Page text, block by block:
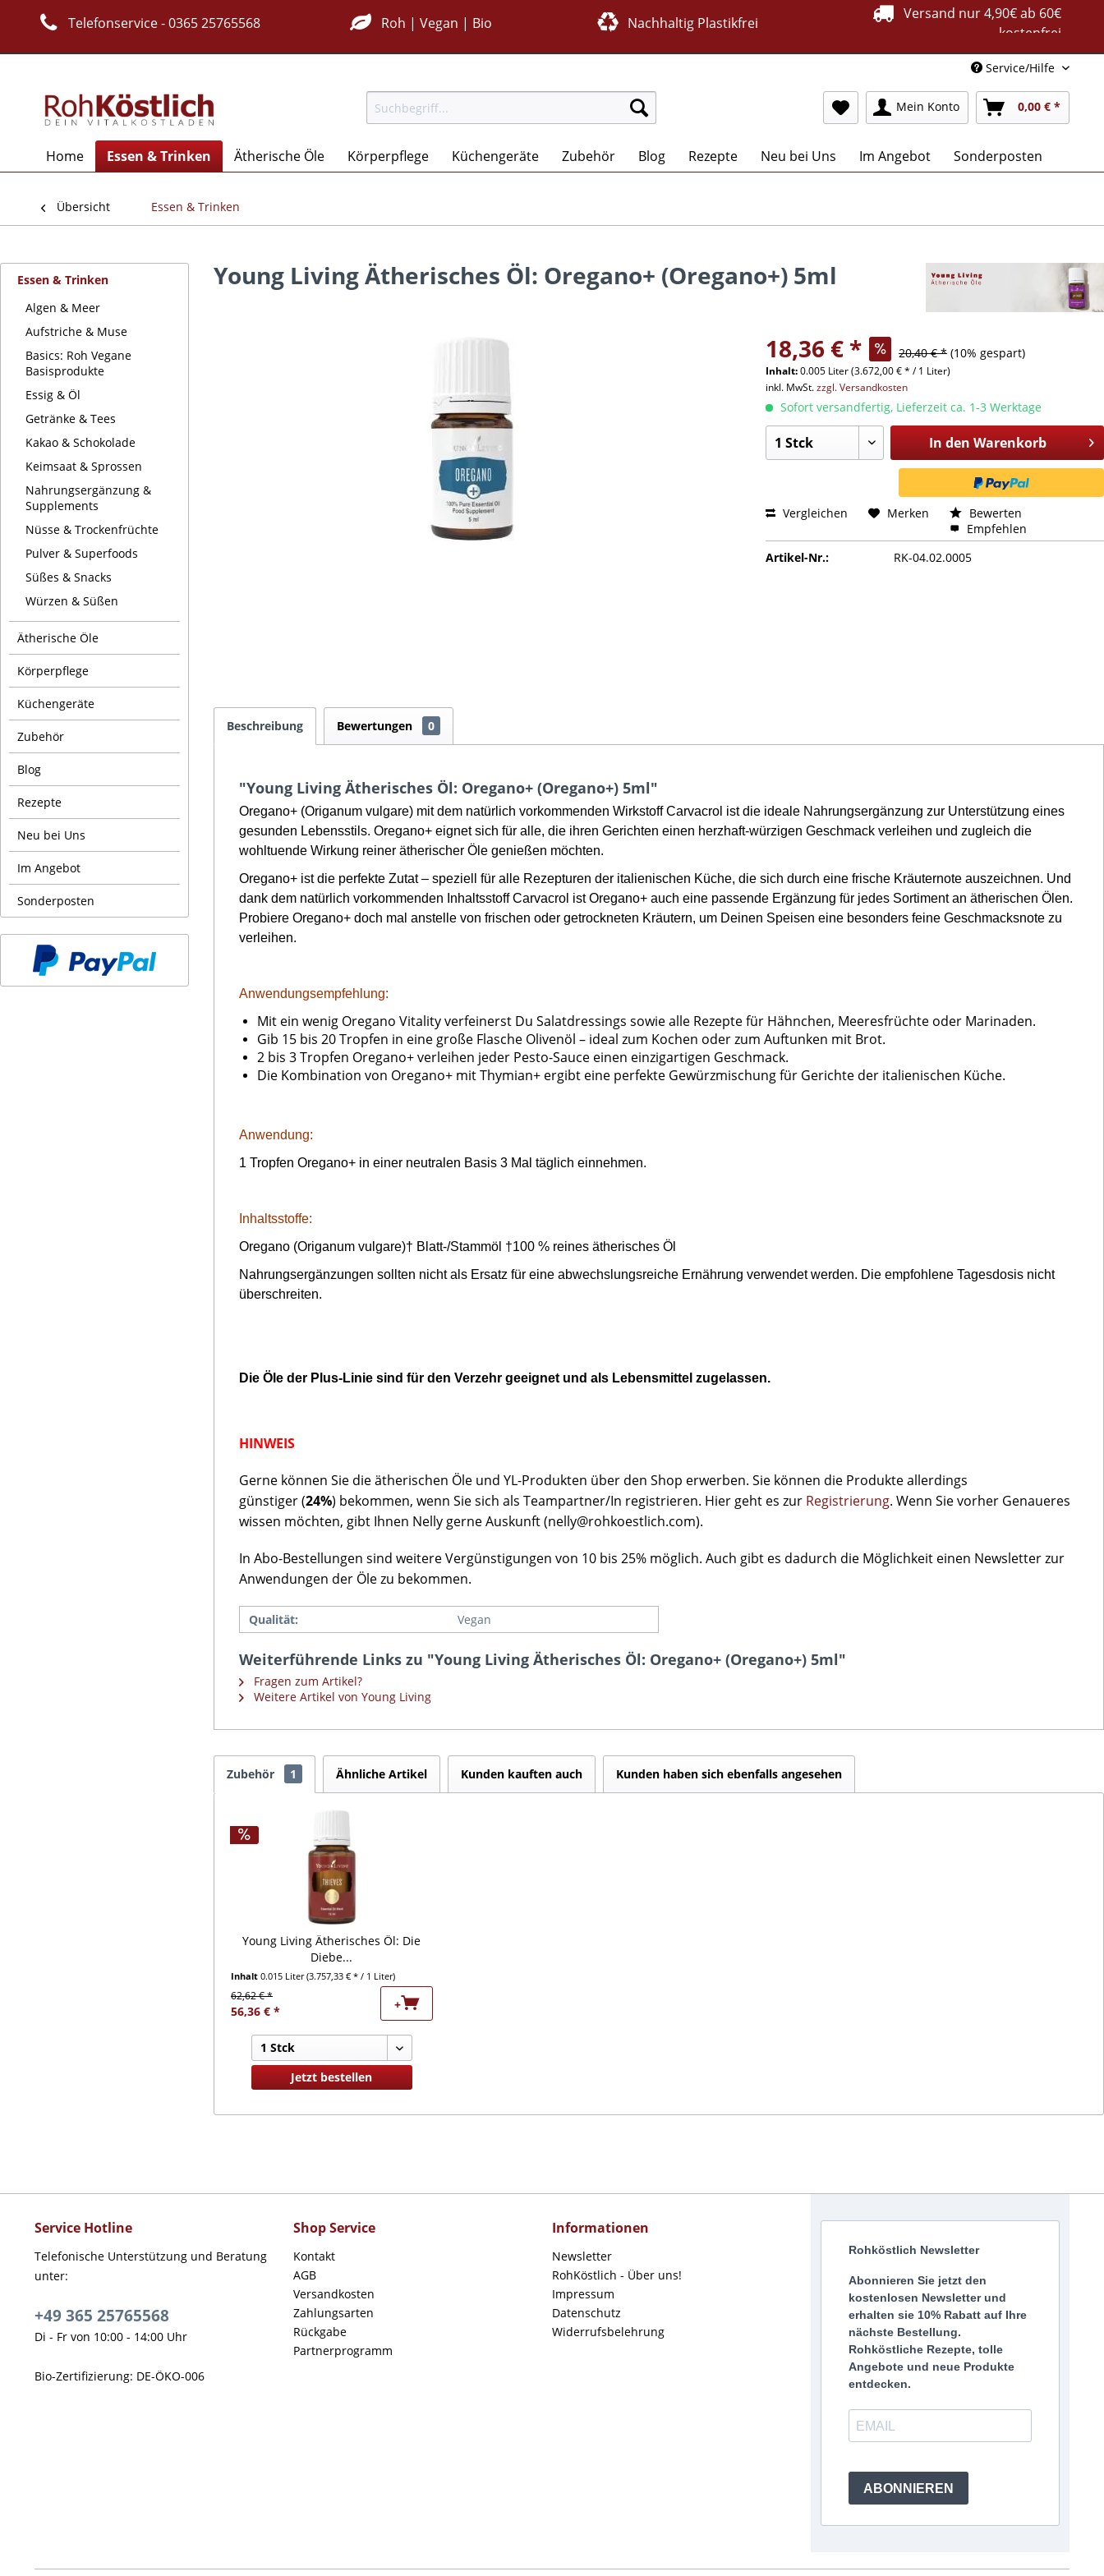
Telefonservice - 0365 25765568 Roh | Vegan | Bio Nachhaltig Plastikfrei
Versand nur 4,90€ ab 60€
kostenfrei
Service/Hilfe
Mein Konto 0,00 € *
Home Essen & Trinken Ätherische Öle Körperpflege Küchengeräte Zubehör Blog Rezepte Neu bei Uns Im Angebot Sonderposten
Übersicht Essen & Trinken
Essen & Trinken
Algen & Meer
Aufstriche & Muse
Basics: Roh Vegane
Basisprodukte
Essig & Öl
Getränke & Tees
Kakao & Schokolade
Keimsaat & Sprossen
Nahrungsergänzung &
Supplements
Nüsse & Trockenfrüchte
Pulver & Superfoods
Süßes & Snacks
Würzen & Süßen
Ätherische Öle
Körperpflege
Küchengeräte
Zubehör
Blog
Rezepte
Neu bei Uns
Im Angebot
Sonderposten
Young Living Ätherisches Öl: Oregano+ (Oregano+) 5ml
18,36 € * 20,40 € * (10% gespart)
Inhalt:0.005 Liter (3.672,00 € * / 1 Liter)
inkl. MwSt.zzgl. Versandkosten
Sofort versandfertig, Lieferzeit ca. 1-3 Werktage
In den Warenkorb
Vergleichen Merken
Bewerten
Empfehlen
Artikel-Nr.:
RK-04.02.0005
Beschreibung Bewertungen 0
"Young Living Ätherisches Öl: Oregano+ (Oregano+) 5ml"
Oregano+ (Origanum vulgare) mit dem natürlich vorkommenden Wirkstoff Carvacrol ist die ideale Nahrungsergänzung zur Unterstützung eines
gesunden Lebensstils. Oregano+ eignet sich für alle, die ihren Gerichten einen herzhaft-würzigen Geschmack verleihen und zugleich die
wohltuende Wirkung reiner ätherischer Öle genießen möchten.
Oregano+ ist die perfekte Zutat – speziell für alle Rezepturen der italienischen Küche, die sich durch eine frische Kräuternote auszeichnen. Und
dank dem natürlich vorkommenden Inhaltsstoff Carvacrol ist Oregano+ auch eine passende Ergänzung für jedes Sortiment an ätherischen Ölen.
Probiere Oregano+ doch mal anstelle von frischen oder getrockneten Kräutern, um Deinen Speisen eine besonders feine Geschmacksnote zu
verleihen.
Anwendungsempfehlung:
Mit ein wenig Oregano Vitality verfeinerst Du Salatdressings sowie alle Rezepte für Hähnchen, Meeresfrüchte oder Marinaden.
Gib 15 bis 20 Tropfen in eine große Flasche Olivenöl – ideal zum Kochen oder zum Auftunken mit Brot.
2 bis 3 Tropfen Oregano+ verleihen jeder Pesto-Sauce einen einzigartigen Geschmack.
Die Kombination von Oregano+ mit Thymian+ ergibt eine perfekte Gewürzmischung für Gerichte der italienischen Küche.
Anwendung:
1 Tropfen Oregano+ in einer neutralen Basis 3 Mal täglich einnehmen.
Inhaltsstoffe:
Oregano (Origanum vulgare)† Blatt-/Stammöl †100 % reines ätherisches Öl
Nahrungsergänzungen sollten nicht als Ersatz für eine abwechslungsreiche Ernährung verwendet werden. Die empfohlene Tagesdosis nicht
überschreiten.
Die Öle der Plus-Linie sind für den Verzehr geeignet und als Lebensmittel zugelassen.
HINWEIS
Gerne können Sie die ätherischen Öle und YL-Produkten über den Shop erwerben. Sie können die Produkte allerdings
günstiger (24%) bekommen, wenn Sie sich als Teampartner/In registrieren. Hier geht es zur Registrierung. Wenn Sie vorher Genaueres
wissen möchten, gibt Ihnen Nelly gerne Auskunft (nelly@rohkoestlich.com).
In Abo-Bestellungen sind weitere Vergünstigungen von 10 bis 25% möglich. Auch gibt es dadurch die Möglichkeit einen Newsletter zur
Anwendungen der Öle zu bekommen.
Qualität: Vegan
Weiterführende Links zu "Young Living Ätherisches Öl: Oregano+ (Oregano+) 5ml"
Fragen zum Artikel?
Weitere Artikel von Young Living
Zubehör 1 Ähnliche Artikel Kunden kauften auch Kunden haben sich ebenfalls angesehen
Young Living Ätherisches Öl: Die
Diebe...
Inhalt 0.015 Liter(3.757,33 € * / 1 Liter)
62,62 € *
56,36 € * +
Jetzt bestellen
Service Hotline
Telefonische Unterstützung und Beratung
unter:
+49 365 25765568
Di - Fr von 10:00 - 14:00 Uhr
Bio-Zertifizierung: DE-ÖKO-006
Shop Service
Kontakt
AGB
Versandkosten
Zahlungsarten
Rückgabe
Partnerprogramm
Informationen
Newsletter
RohKöstlich - Über uns!
Impressum
Datenschutz
Widerrufsbelehrung
Rohköstlich Newsletter
Abonnieren Sie jetzt den
kostenlosen Newsletter und
erhalten sie 10% Rabatt auf Ihre
nächste Bestellung.
Rohköstliche Rezepte, tolle
Angebote und neue Produkte
entdecken.
ABONNIEREN